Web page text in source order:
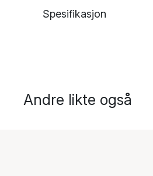
Spesifikasjon
Andre likte også